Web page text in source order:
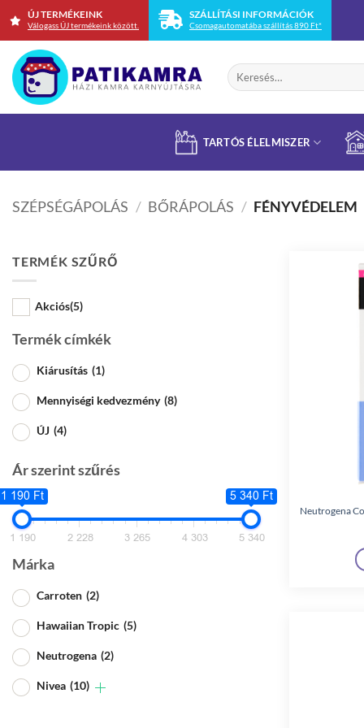
content
ÚJ TERMÉKEINK
Válogass ÚJ termékeink között.
SZÁLLÍTÁSI INFORMÁCIÓK
Csomagautomatába szállítás 890 Ft*
Keresés
a
TARTÓS ÉLELMISZER
SZÉPSÉGÁPOLÁS / BŐRÁPOLÁS / FÉNYVÉDELEM
TERMÉK SZŰRŐ
Akciós(5)
Termék címkék
Kiárusítás (1)
Mennyiségi kedvezmény (8)
ÚJ (4)
Ár szerint szűrés
1 190 Ft 5 340 Ft
1 190 2 228 3 265 4 303 5 340
Márka
Carroten (2)
Hawaiian Tropic (5)
Neutrogena (2)
Nivea (10)
Neutrogena